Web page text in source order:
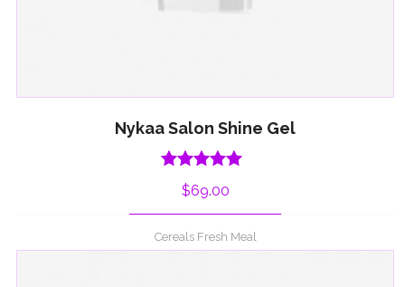
Nykaa Salon Shine Gel
Rated
5.00
out of 5
$69.00
Cereals Fresh Meal